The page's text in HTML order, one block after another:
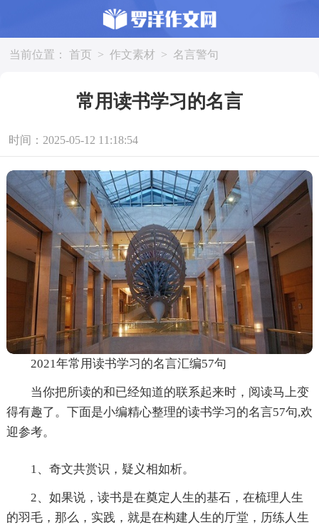
当前位置： 首页 > 作文素材 > 名言警句
常用读书学习的名言
时间：2025-05-12 11:18:54
2021年常用读书学习的名言汇编57句
当你把所读的和已经知道的联系起来时，阅读马上变
得有趣了。下面是小编精心整理的读书学习的名言57句,欢
迎参考。
1、奇文共赏识，疑义相如析。
2、如果说，读书是在奠定人生的基石，在梳理人生
的羽毛，那么，实践，就是在构建人生的厅堂，历练人生